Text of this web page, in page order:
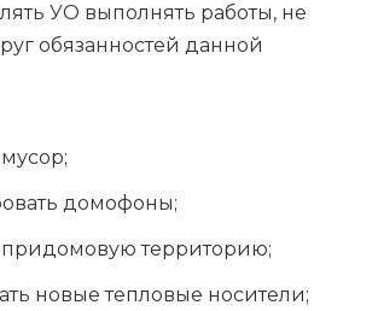
УО выполнять работы, не
обязанностей данной
домофоны;
придомовую территорию;
новые тепловые носители;